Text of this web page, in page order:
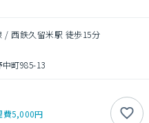
/ 西鉄久留米駅 徒歩15分
町985-13
費5,000円